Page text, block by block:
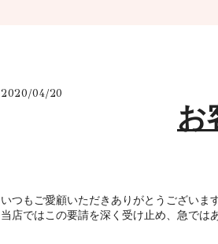
2020/04/20
お
いつもご愛顧いただきありがとうございま
当店ではこの要請を深く受け止め、急で